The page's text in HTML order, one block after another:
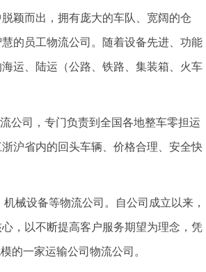
颖而出，拥有庞大的车队、宽阔的仓
的员工物流公司。随着设备先进、功能
运、陆运（公路、铁路、集装箱、火车
公司，专门负责到全国各地整车零担运
沪省内的回头车辆、价格合理、安全快
械设备等物流公司。自公司成立以来，
，以不断提高客户服务期望为理念，凭
的一家运输公司物流公司。